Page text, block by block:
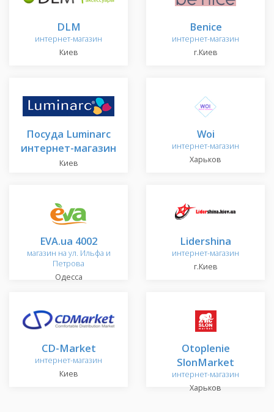
DLM
интернет-магазин
Киев
Benice
интернет-магазин
г.Киев
Посуда Luminarc
интернет-магазин
Киев
Woi
интернет-магазин
Харьков
EVA.ua 4002
магазин на ул. Ильфа и
Петрова
Одесса
Lidershina
интернет-магазин
г.Киев
CD-Market
интернет-магазин
Киев
Otoplenie
SlonMarket
интернет-магазин
Харьков